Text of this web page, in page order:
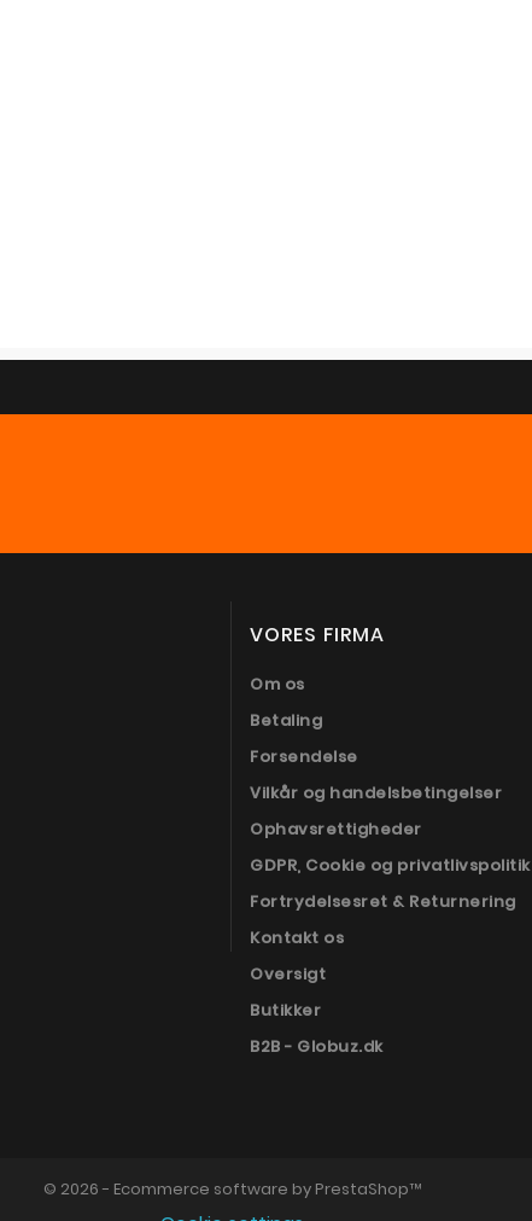
VORES FIRMA
Om os
Betaling
Forsendelse
Vilkår og handelsbetingelser
Ophavsrettigheder
GDPR, Cookie og privatlivspolitik
Fortrydelsesret & Returnering
Kontakt os
Oversigt
Butikker
B2B - Globuz.dk
© 2026 - Ecommerce software by PrestaShop™